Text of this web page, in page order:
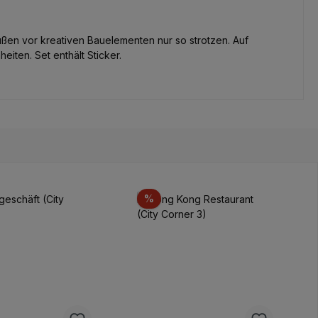
vor kreativen Bauelementen nur so strotzen. Auf
Set enthält Sticker.
%Réduction